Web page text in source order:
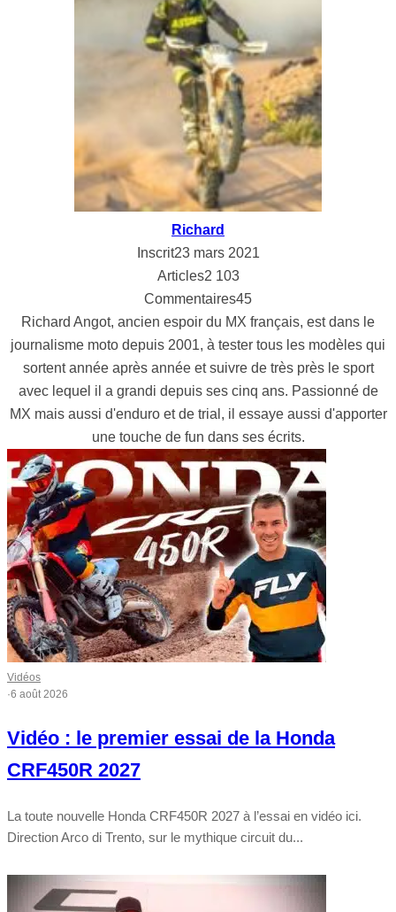
Richard
Inscrit23 mars 2021
Articles2 103
Commentaires45
Richard Angot, ancien espoir du MX français, est dans le
journalisme moto depuis 2001, à tester tous les modèles qui
sortent année après année et suivre de très près le sport
avec lequel il a grandi depuis ses cinq ans. Passionné de
MX mais aussi d'enduro et de trial, il essaye aussi d'apporter
une touche de fun dans ses écrits.
Vidéos
·6 août 2026
Vidéo : le premier essai de la Honda
CRF450R 2027
La toute nouvelle Honda CRF450R 2027 à l’essai en vidéo ici.
Direction Arco di Trento, sur le mythique circuit du...